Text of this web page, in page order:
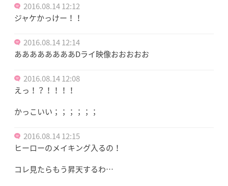
2016.08.14 12:12
ジャケかっけー！！
2016.08.14 12:14
ああああああああDライ映像おおおおお
2016.08.14 12:08
えっ！？！！！！
かっこいい；；；；；；
2016.08.14 12:15
ヒーローのメイキング入るの！
コレ見たらもう昇天するわ…